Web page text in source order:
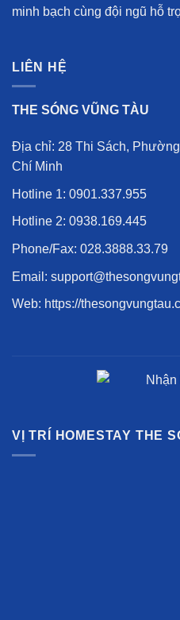
minh bạch cùng đội ngũ hỗ
LIÊN HỆ
THE SÓNG VŨNG TÀU
Địa chỉ: 28 Thi Sách,
Chí Minh
Hotline 1: 0901.337.955
Hotline 2: 0938.169.445
Phone/Fax: 028.3888.33.79
Email:
Web: https://
VỊ TRÍ HOMESTAY THE